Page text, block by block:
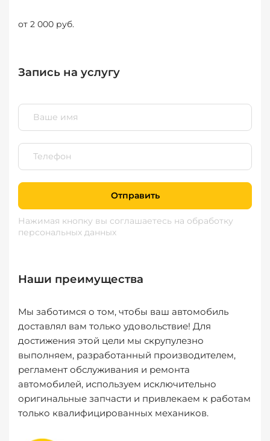
от 2 000 руб.
Запись на услугу
Отправить
Нажимая кнопку вы соглашаетесь на обработку
персональных данных
Наши преимущества
Мы заботимся о том, чтобы ваш автомобиль
доставлял вам только удовольствие! Для
достижения этой цели мы скрупулезно
выполняем, разработанный производителем,
регламент обслуживания и ремонта
автомобилей, используем исключительно
оригинальные запчасти и привлекаем к работам
только квалифицированных механиков.